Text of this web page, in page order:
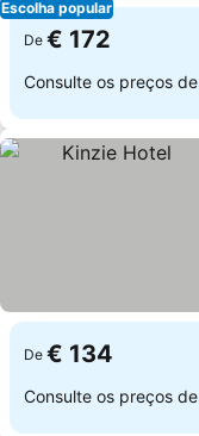
Escolha popular
De € 172
Consulte os preços de
De € 134
Consulte os preços de